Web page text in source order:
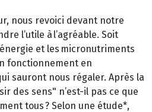
nous revoici devant notre
l’utile à l’agréable. Soit
et les micronutriments
fonctionnement en
sauront nous régaler. Après la
des sens" n’est-il pas ce que
tous ? Selon une étude*,